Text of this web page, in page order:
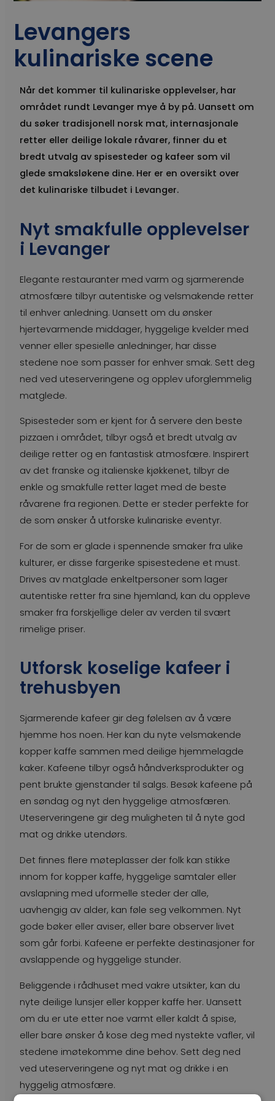
Levangers
kulinariske scene
Når det kommer til kulinariske opplevelser, har
området rundt Levanger mye å by på. Uansett om
du søker tradisjonell norsk mat, internasjonale
retter eller deilige lokale råvarer, finner du et
bredt utvalg av spisesteder og kafeer som vil
glede smaksløkene dine. Her er en oversikt over
det kulinariske tilbudet i Levanger.
Nyt smakfulle opplevelser
i Levanger
Elegante restauranter med varm og sjarmerende
atmosfære tilbyr autentiske og velsmakende retter
til enhver anledning. Uansett om du ønsker
hjertevarmende middager, hyggelige kvelder med
venner eller spesielle anledninger, har disse
stedene noe som passer for enhver smak. Sett deg
ned ved uteserveringene og opplev uforglemmelig
matglede.
Spisesteder som er kjent for å servere den beste
pizzaen i området, tilbyr også et bredt utvalg av
deilige retter og en fantastisk atmosfære. Inspirert
av det franske og italienske kjøkkenet, tilbyr de
enkle og smakfulle retter laget med de beste
råvarene fra regionen. Dette er steder perfekte for
de som ønsker å utforske kulinariske eventyr.
For de som er glade i spennende smaker fra ulike
kulturer, er disse fargerike spisestedene et must.
Drives av matglade enkeltpersoner som lager
autentiske retter fra sine hjemland, kan du oppleve
smaker fra forskjellige deler av verden til svært
rimelige priser.
Utforsk koselige kafeer i
trehusbyen
Sjarmerende kafeer gir deg følelsen av å være
hjemme hos noen. Her kan du nyte velsmakende
kopper kaffe sammen med deilige hjemmelagde
kaker. Kafeene tilbyr også håndverksprodukter og
pent brukte gjenstander til salgs. Besøk kafeene på
en søndag og nyt den hyggelige atmosfæren.
Uteserveringene gir deg muligheten til å nyte god
mat og drikke utendørs.
Det finnes flere møteplasser der folk kan stikke
innom for kopper kaffe, hyggelige samtaler eller
avslapning med uformelle steder der alle,
uavhengig av alder, kan føle seg velkommen. Nyt
gode bøker eller aviser, eller bare observer livet
som går forbi. Kafeene er perfekte destinasjoner for
avslappende og hyggelige stunder.
Beliggende i rådhuset med vakre utsikter, kan du
nyte deilige lunsjer eller kopper kaffe her. Uansett
om du er ute etter noe varmt eller kaldt å spise,
eller bare ønsker å kose deg med nystekte vafler, vil
stedene imøtekomme dine behov. Sett deg ned
ved uteserveringene og nyt mat og drikke i en
hyggelig atmosfære.